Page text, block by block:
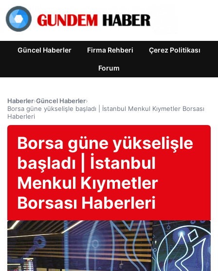
Güncel Haberler Firma Rehberi Çerez Politikası
Forum
Haberler›Güncel Haberler›
Borsa güne yükselişle başladı | İstanbul Menkul Kıymetler Borsası
Haberleri
Borsa güne yükselişle
başladı | İstanbul
Menkul Kıymetler
Borsası Haberleri